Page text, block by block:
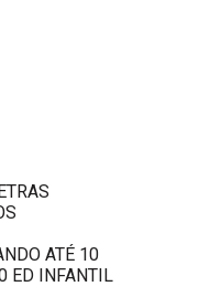
ATÉ 10
ED INFANTIL